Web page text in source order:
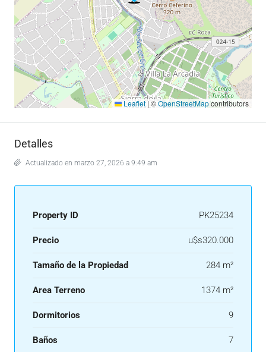
Leaflet| ©OpenStreetMapcontributors
Detalles
Actualizado en marzo 27, 2026 a 9:49 am
Property ID PK25234
Precio u$s320.000
Tamaño de la Propiedad 284 m²
Area Terreno 1374 m²
Dormitorios 9
Baños 7